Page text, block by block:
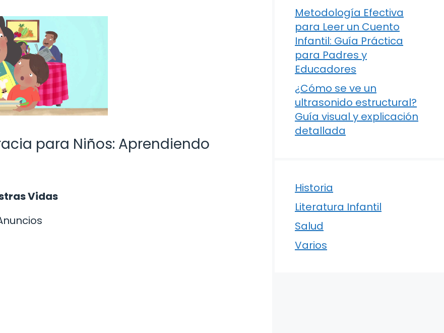
para Niños: Aprendiendo
Vidas
Metodología Efectiva
para Leer un Cuento
Infantil: Guía Práctica
para Padres y
Educadores
¿Cómo se ve un
ultrasonido estructural?
Guía visual y explicación
detallada
Historia
Literatura Infantil
Salud
Varios